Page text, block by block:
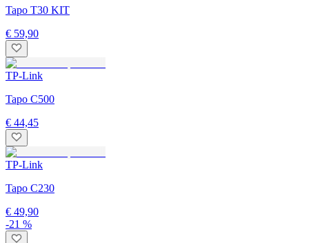
Tapo T30 KIT
€ 59,90
TP-Link
Tapo C500
€ 44,45
TP-Link
Tapo C230
€ 49,90
-21 %